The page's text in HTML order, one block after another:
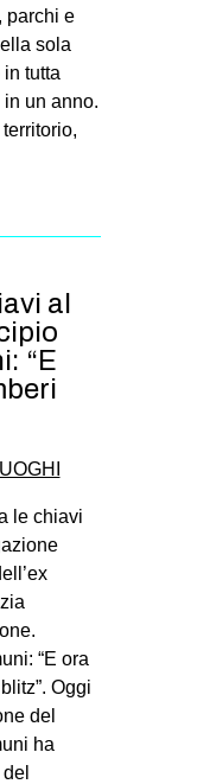
parchi e
sola
tutta
in un anno.
al
“E
le chiavi
“E ora
Oggi
del
ha